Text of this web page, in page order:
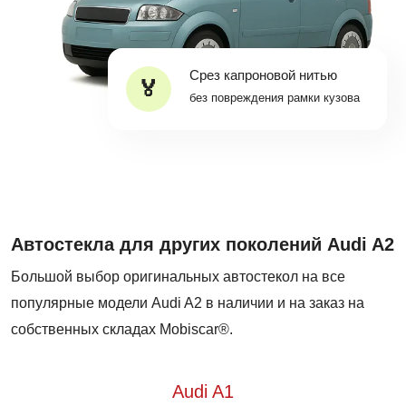
Срез капроновой нитью
без повреждения рамки кузова
Автостекла для других поколений Audi A2
Большой выбор оригинальных автостекол на все
популярные модели Audi A2 в наличии и на заказ на
собственных складах Mobiscar®.
Audi A1